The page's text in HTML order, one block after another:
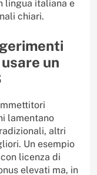
lingua italiana e
chiari.
un
lamentano
altri
Un esempio
licenza di
elevati ma, in